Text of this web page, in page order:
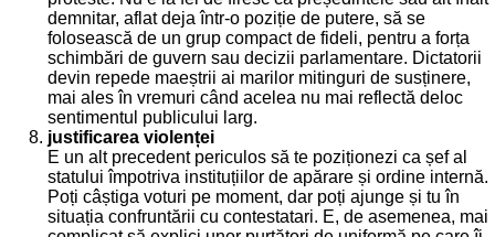
demnitar, aflat deja într-o poziție de putere, să se
folosească de un grup compact de fideli, pentru a forța
schimbări de guvern sau decizii parlamentare. Dictatorii
devin repede maeștrii ai marilor mitinguri de susținere,
mai ales în vremuri când acelea nu mai reflectă deloc
sentimentul publicului larg.
justificarea violenței
E un alt precedent periculos să te poziționezi ca șef al
statului împotriva instituțiilor de apărare și ordine internă.
Poți câștiga voturi pe moment, dar poți ajunge și tu în
situația confruntării cu contestatari. E, de asemenea, mai